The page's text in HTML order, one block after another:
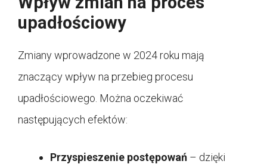
upadłościowy
Zmiany wprowadzone w 2024 roku mają
znaczący wpływ na przebieg procesu
upadłościowego. Można oczekiwać
następujących efektów:
Przyspieszenie postępowań – dzięki